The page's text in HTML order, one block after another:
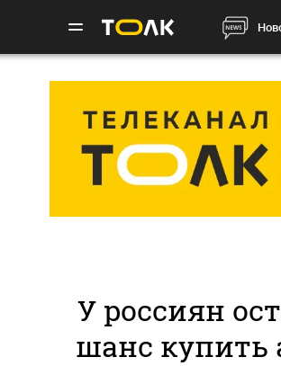
У россиян
шанс купить